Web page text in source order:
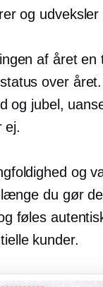
og udveksler
af ​​året
over
og jubel,
ej.
og
du gør
føles
kunder.